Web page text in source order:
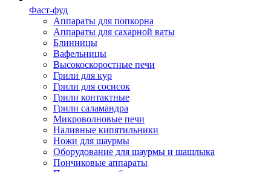
Фаст-фуд
Аппараты для попкорна
Аппараты для сахарной ваты
Блинницы
Вафельницы
Высокоскоростные печи
Грили для кур
Грили для сосисок
Грили контактные
Грили саламандра
Микроволновые печи
Наливные кипятильники
Ножи для шаурмы
Оборудование для шаурмы и шашлыка
Пончиковые аппараты